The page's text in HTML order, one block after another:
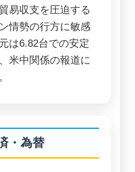
易収支を圧迫する
情勢の行方に敏感
は6.82台での安定
米中関係の報道に
・為替